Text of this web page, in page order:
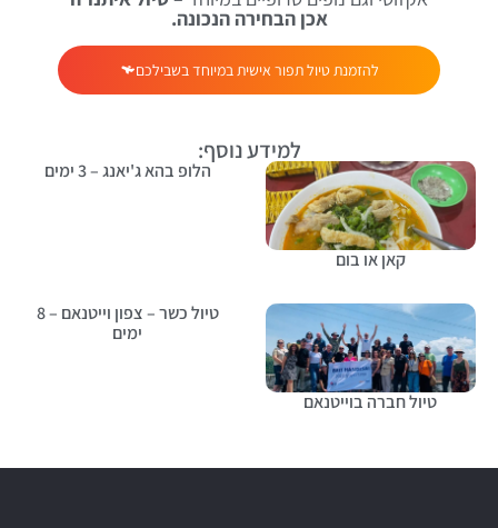
אכן הבחירה הנכונה.
להזמנת טיול תפור אישית במיוחד בשבילכם
למידע נוסף:
קאן או בום
הלופ בהא ג'יאנג – 3 ימים
טיול חברה בוייטנאם
טיול כשר – צפון וייטנאם – 8
ימים